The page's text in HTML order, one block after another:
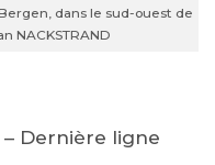
dans le sud-ouest de
NACKSTRAND
Dernière ligne